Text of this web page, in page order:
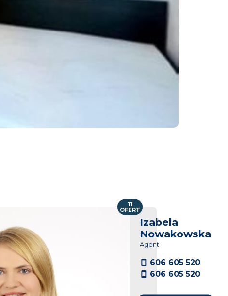
Izabela
Nowakowska
Agent
606 605 520
606 605 520
11
OFERT